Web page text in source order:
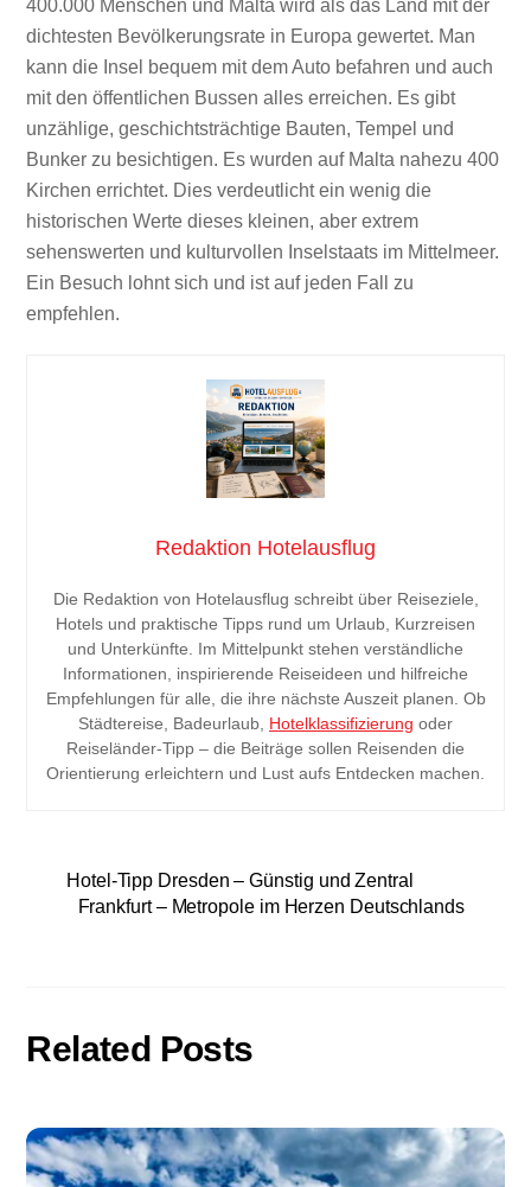
400.000 Menschen und Malta wird als das Land mit der
dichtesten Bevölkerungsrate in Europa gewertet. Man
kann die Insel bequem mit dem Auto befahren und auch
mit den öffentlichen Bussen alles erreichen. Es gibt
unzählige, geschichtsträchtige Bauten, Tempel und
Bunker zu besichtigen. Es wurden auf Malta nahezu 400
Kirchen errichtet. Dies verdeutlicht ein wenig die
historischen Werte dieses kleinen, aber extrem
sehenswerten und kulturvollen Inselstaats im Mittelmeer.
Ein Besuch lohnt sich und ist auf jeden Fall zu
empfehlen.
Redaktion Hotelausflug
Die Redaktion von Hotelausflug schreibt über Reiseziele,
Hotels und praktische Tipps rund um Urlaub, Kurzreisen
und Unterkünfte. Im Mittelpunkt stehen verständliche
Informationen, inspirierende Reiseideen und hilfreiche
Empfehlungen für alle, die ihre nächste Auszeit planen. Ob
Städtereise, Badeurlaub, Hotelklassifizierung oder
Reiseländer-Tipp – die Beiträge sollen Reisenden die
Orientierung erleichtern und Lust aufs Entdecken machen.
Hotel-Tipp Dresden – Günstig und Zentral
Frankfurt – Metropole im Herzen Deutschlands
Related Posts